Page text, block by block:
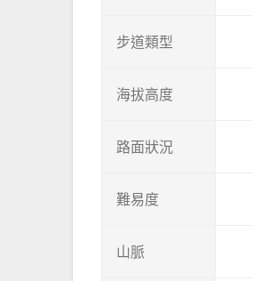
步道類型
海拔高度
路面狀況
難易度
山脈